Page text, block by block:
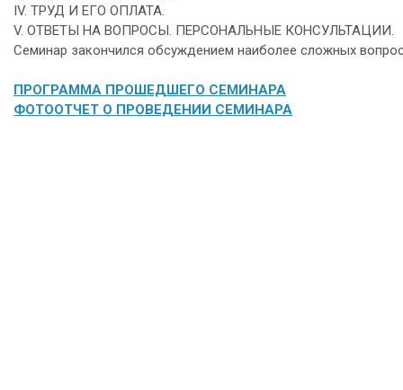
IV. ТРУД И ЕГО ОПЛАТА.
V. ОТВЕТЫ НА ВОПРОСЫ. ПЕРСОНАЛЬНЫЕ КОНСУЛЬТАЦИИ.
Семинар закончился обсуждением наиболее сложных
ПРОГРАММА ПРОШЕДШЕГО СЕМИНАРА
ФОТООТЧЕТ О ПРОВЕДЕНИИ СЕМИНАРА